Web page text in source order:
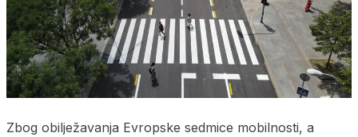
Zbog obilježavanja Evropske sedmice mobilnosti, a